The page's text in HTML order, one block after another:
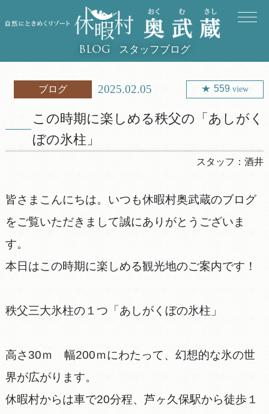
BLOG スタッフブログ
ブログ 2025.02.05 559 view
この時期に楽しめる秩父の「あしがく
ぼの氷柱」
スタッフ：酒井
皆さまこんにちは。いつも休暇村奥武蔵のブログ
をご覧いただきまして誠にありがとうございま
す。
本日はこの時期に楽しめる観光地のご案内です！
秩父三大氷柱の１つ「あしがくぼの氷柱」
高さ30ｍ 幅200ｍにわたって、幻想的な氷の世
界が広がります。
休暇村からは車で20分程、芦ヶ久保駅から徒歩１